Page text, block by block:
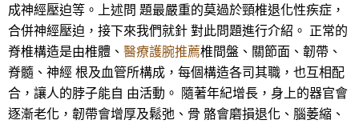
成神經壓迫等。上述問 題最嚴重的莫過於頸椎退化性疾症，
合併神經壓迫，接下來我們就針 對此問題進行介紹。 正常的
脊椎構造是由椎體、 醫療護腕推薦椎間盤、關節面、韌帶、
脊髓、神經 根及血管所構成，每個構造各司其職，也互相配
合，讓人的脖子能自 由活動。 隨著年紀增長，身上的器官會
逐漸老化，韌帶會增厚及鬆弛、骨 骼會磨損退化、腦萎縮、